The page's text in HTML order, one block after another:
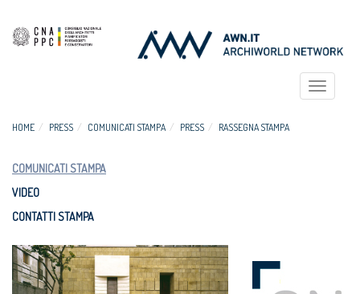
Toggle
HOME PRESS COMUNICATI STAMPA PRESS RASSEGNA STAMPA
COMUNICATI STAMPA
VIDEO
CONTATTI STAMPA